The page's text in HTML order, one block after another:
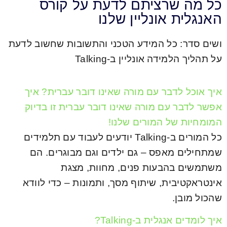
כל מה שרציתם לדעת על קורס
האנגלית אונליין שלנו
ושים סדר: כל המידע הטכני והתשובות שחשוב לדעת
על תהליך הלמידה אונליין ב-Talking
איך אוכל לדבר עם מורה שאינו דובר עברית? איך
אפשר לדבר עם מורה שאינו דובר עברית זו בדיוק
המומחיות של המורים שלנו!
כל המורים ב-Talking יודעים לעבוד עם תלמידים
שמתחילים מאפס – גם ילדים וגם מבוגרים. הם
משתמשים בהבעות פנים, מחוות, מצגת
אינטראקטיבית, שיתוף מסך, ותמונות – כדי לוודא
שהכול מובן.
איך לומדים אנגלית ב-Talking?